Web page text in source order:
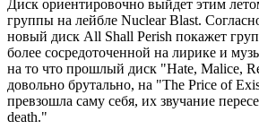
Диск ориентировочно выйдет этим
группы на лейбле Nuclear Blast.
новый диск All Shall Perish покажет
более сосредоточенной на лирике и
на то что прошлый диск "Hate, Malice,
довольно брутально, на "The Price of
превзошла саму себя, их звучание
death."